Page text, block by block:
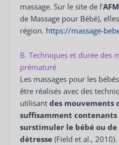
massage. Sur le site de l’
de Massage pour Bébé),
région. https://massage-
B. Techniques et durée des
prématuré
Les massages pour les
être réalisés avec des
utilisant des mouvements
suffisamment
surstimuler le bébé ou
détresse (Field et al., 2010).